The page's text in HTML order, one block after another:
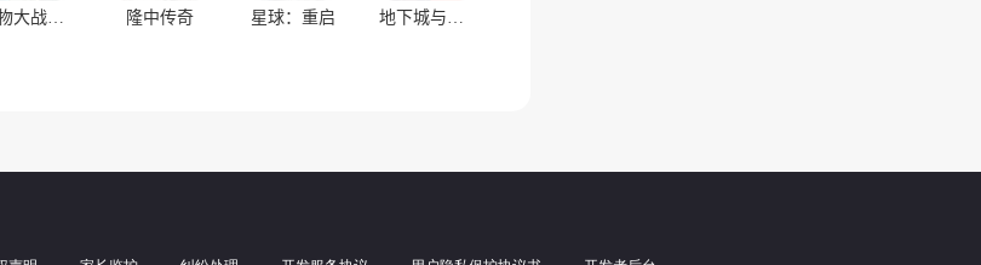
为社恐玩家实现了“单人可打团本”机制，堪称更适合中国社恐
植物大战僵尸2 隆中传奇 星球：重启 地下城与勇士：起源